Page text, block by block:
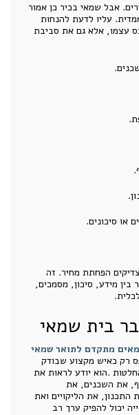
אבל שמאי בכיר כן אמור
עליו לדעת להנחות
עצמו, אלא גם את סביבת
או סיכונים.
הפחתת מחיר. זה
מידע, סיכון, מסמכים,
בית שמאי
מתקדם לתואר שמאי
רק כאיש מקצוע שבודק
.הוא יודע לראות את
את השכנים, את
את הליקויים ואת
יכול להפיק ערך רב